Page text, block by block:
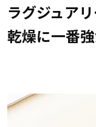
ラグジュア
乾燥に一番